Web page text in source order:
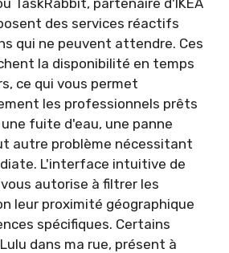
TaskRabbit, partenaire d'IKEA
des services réactifs
qui ne peuvent attendre. Ces
la disponibilité en temps
ce qui vous permet
les professionnels prêts
fuite d'eau, une panne
autre problème nécessitant
L'interface intuitive de
autorise à filtrer les
leur proximité géographique
spécifiques. Certains
dans ma rue, présent à